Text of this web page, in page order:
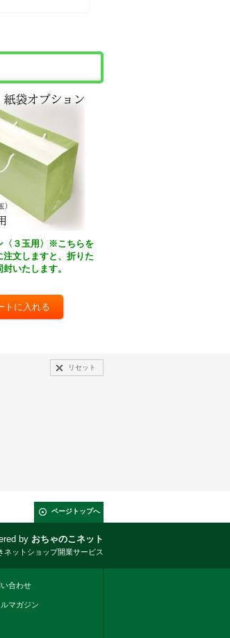
〈３玉用〉※こちらを
注文しますと、折りた
いたします。
リセット
ページトップへ
by おちゃのこネット
ネットショップ開業サービス
合わせ
ルマガジン